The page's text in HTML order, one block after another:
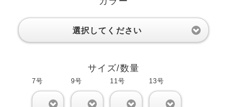
選択してください
サイズ/数量
7号 9号 11号 13号